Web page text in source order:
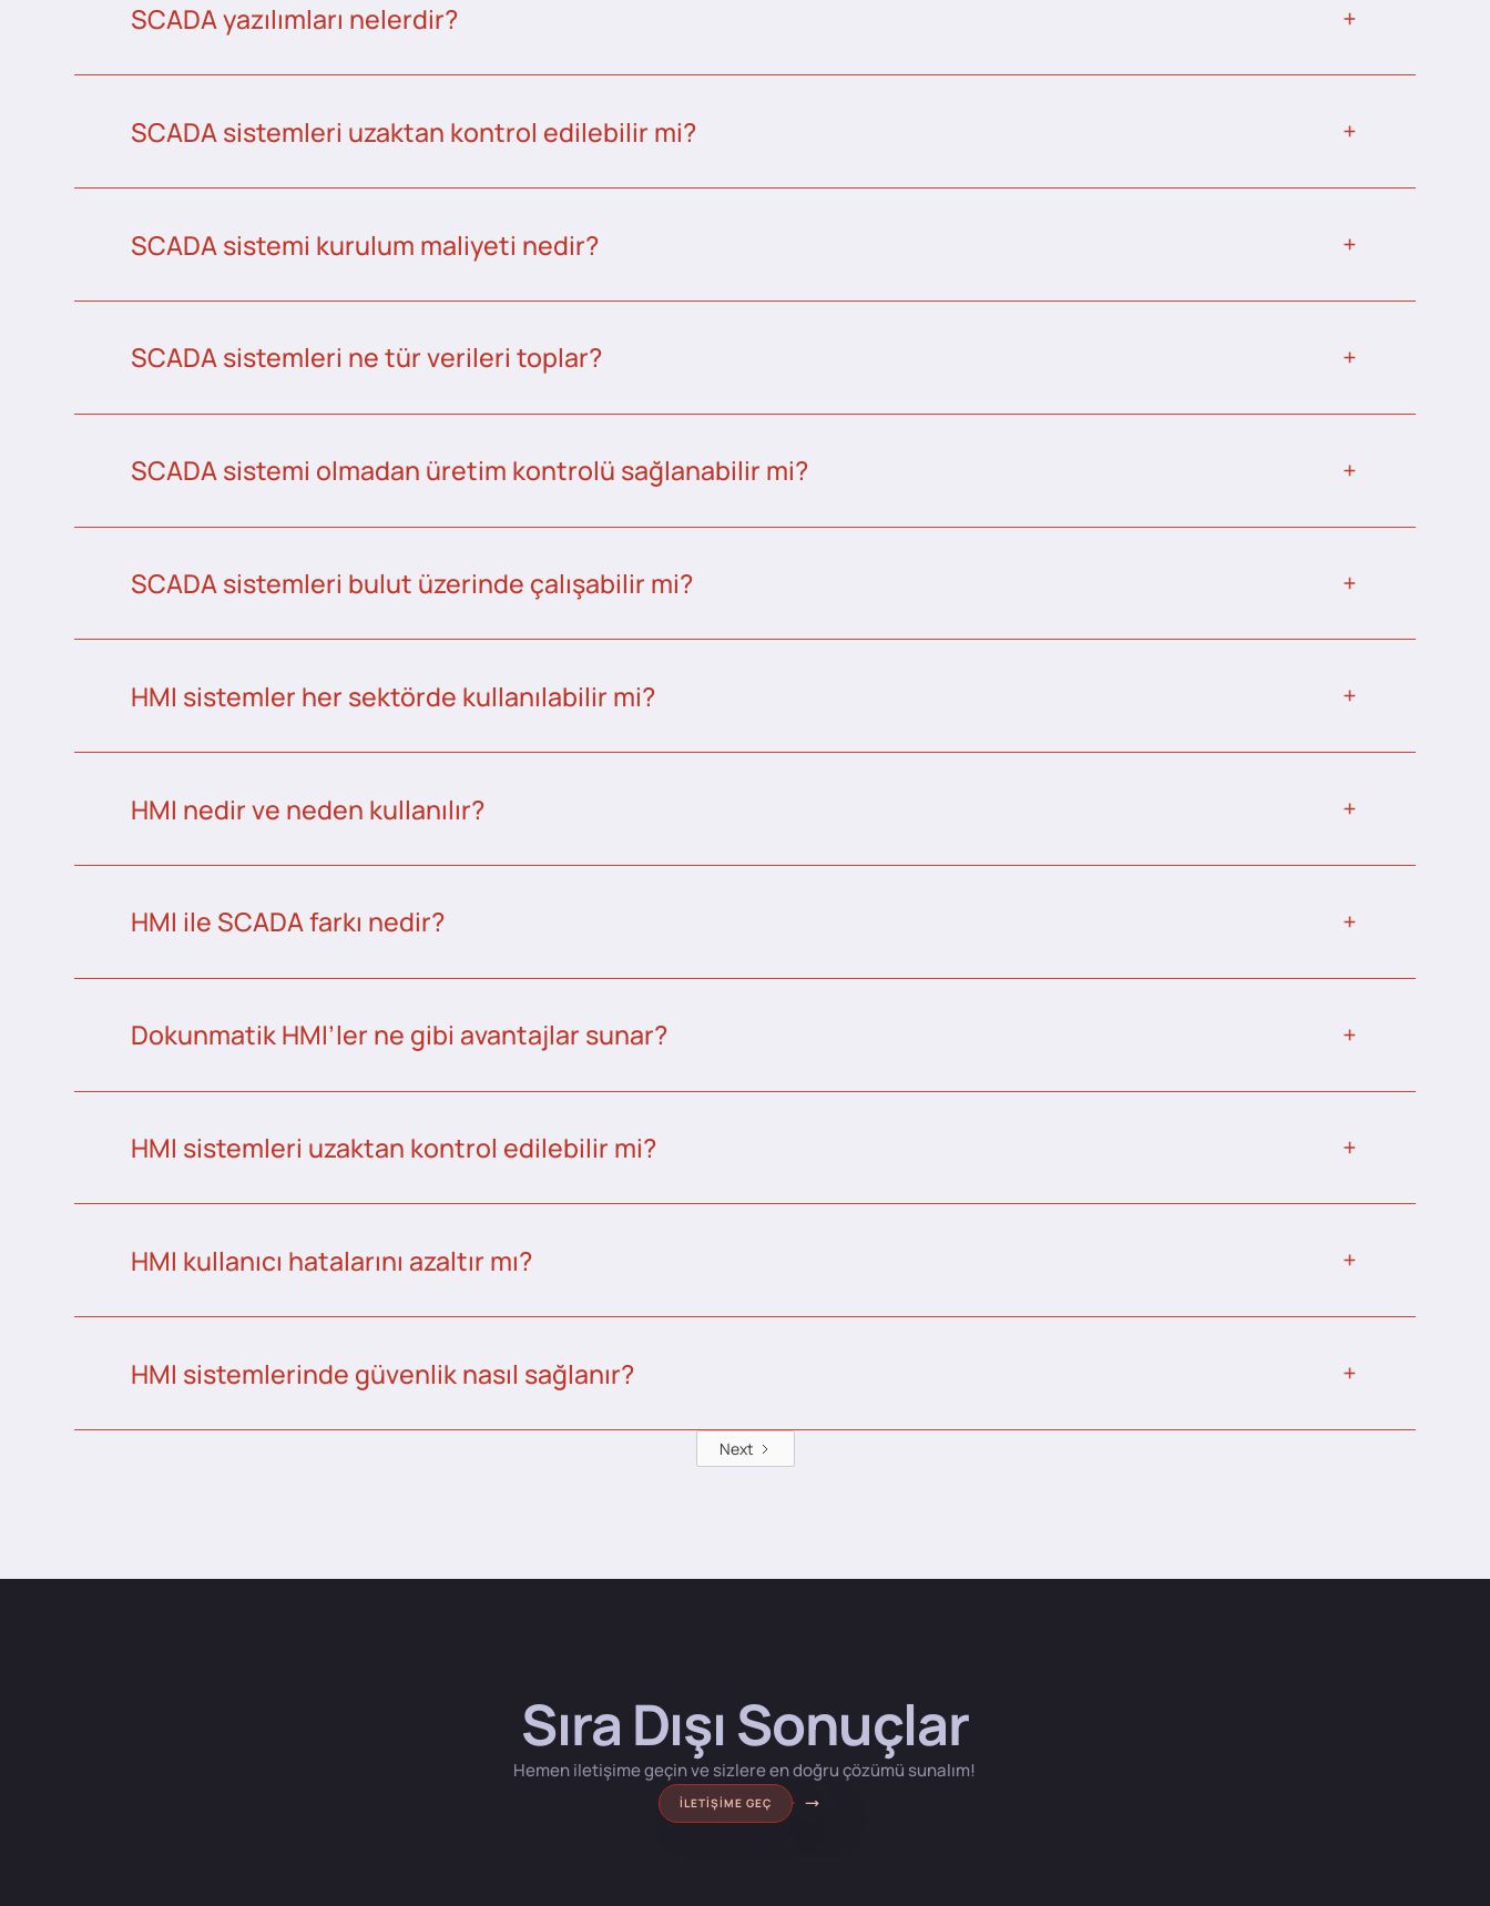
SCADA yazılımları nelerdir?
SCADA sistemleri uzaktan kontrol edilebilir mi?
SCADA sistemi kurulum maliyeti nedir?
SCADA sistemleri ne tür verileri toplar?
SCADA sistemi olmadan üretim kontrolü sağlanabilir mi?
SCADA sistemleri bulut üzerinde çalışabilir mi?
HMI sistemler her sektörde kullanılabilir mi?
HMI nedir ve neden kullanılır?
HMI ile SCADA farkı nedir?
Dokunmatik HMI’ler ne gibi avantajlar sunar?
HMI sistemleri uzaktan kontrol edilebilir mi?
HMI kullanıcı hatalarını azaltır mı?
HMI sistemlerinde güvenlik nasıl sağlanır?
Next
Sıra Dışı Sonuçlar
Hemen iletişime geçin ve sizlere en doğru çözümü sunalım!
İLETIŞIME GEÇ